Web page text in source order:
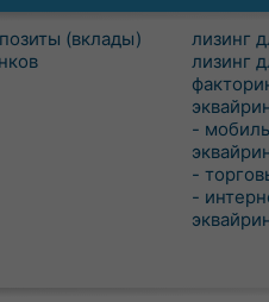
(вклады)
лизинг
лизинг
-
-
-